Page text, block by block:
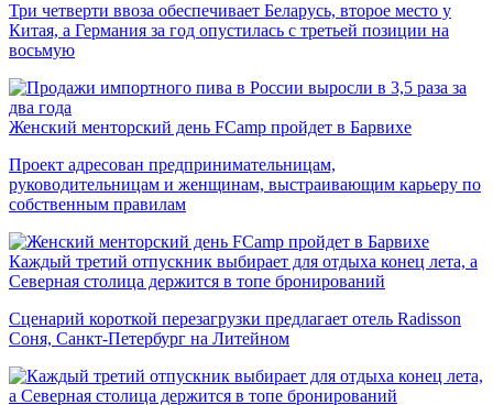
Три четверти ввоза обеспечивает Беларусь, второе место у
Китая, а Германия за год опустилась с третьей позиции на
восьмую
Женский менторский день FCamp пройдет в Барвихе
Проект адресован предпринимательницам,
руководительницам и женщинам, выстраивающим карьеру по
собственным правилам
Каждый третий отпускник выбирает для отдыха конец лета, а
Северная столица держится в топе бронирований
Сценарий короткой перезагрузки предлагает отель Radisson
Соня, Санкт-Петербург на Литейном